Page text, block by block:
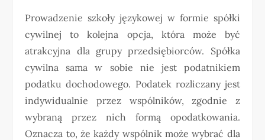
Prowadzenie szkoły językowej w formie spółki
cywilnej to kolejna opcja, która może być
atrakcyjna dla grupy przedsiębiorców. Spółka
cywilna sama w sobie nie jest podatnikiem
podatku dochodowego. Podatek rozliczany jest
indywidualnie przez wspólników, zgodnie z
wybraną przez nich formą opodatkowania.
Oznacza to, że każdy wspólnik może wybrać dla